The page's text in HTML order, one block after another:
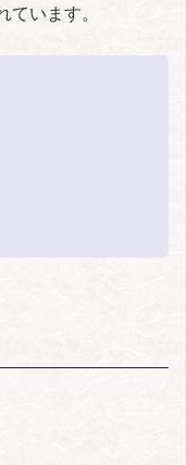
います。